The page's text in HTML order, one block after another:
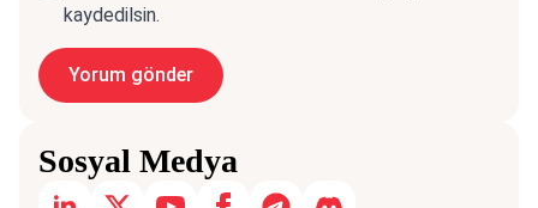
kaydedilsin.
Sosyal Medya